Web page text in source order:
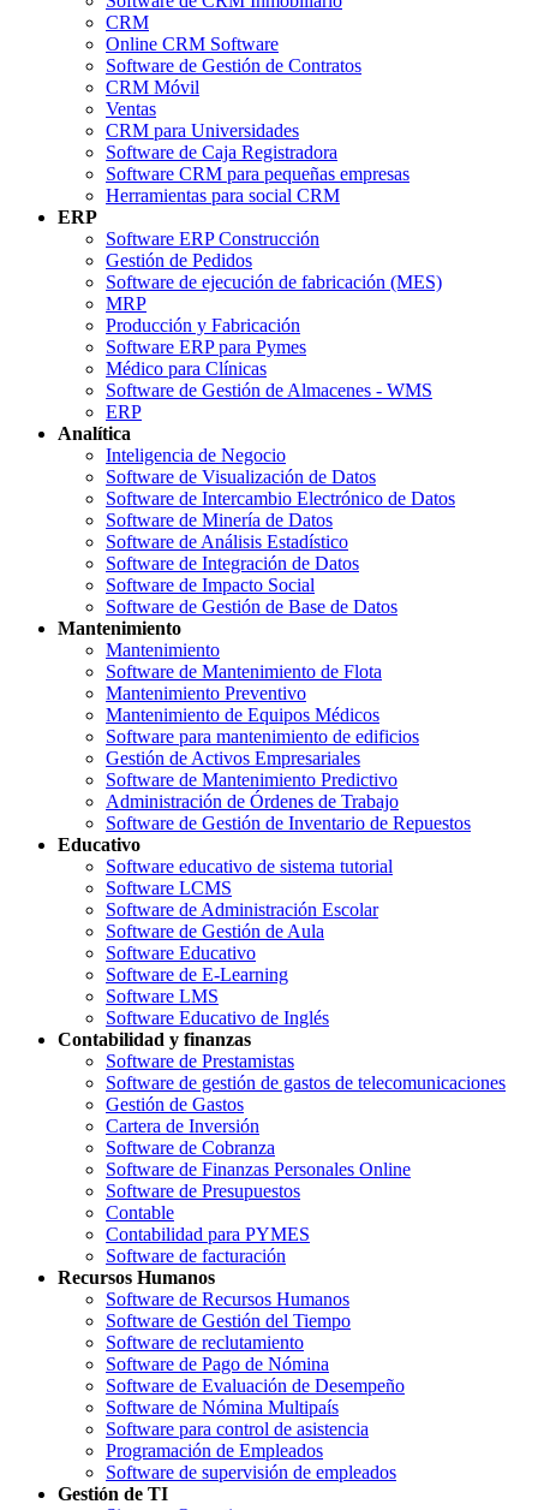
CRM
Online CRM Software
Software de Gestión de Contratos
CRM Móvil
Ventas
CRM para Universidades
Software de Caja Registradora
Software CRM para pequeñas empresas
Herramientas para social CRM
ERP
Software ERP Construcción
Gestión de Pedidos
Software de ejecución de fabricación (MES)
MRP
Producción y Fabricación
Software ERP para Pymes
Médico para Clínicas
Software de Gestión de Almacenes - WMS
ERP
Analítica
Inteligencia de Negocio
Software de Visualización de Datos
Software de Intercambio Electrónico de Datos
Software de Minería de Datos
Software de Análisis Estadístico
Software de Integración de Datos
Software de Impacto Social
Software de Gestión de Base de Datos
Mantenimiento
Mantenimiento
Software de Mantenimiento de Flota
Mantenimiento Preventivo
Mantenimiento de Equipos Médicos
Software para mantenimiento de edificios
Gestión de Activos Empresariales
Software de Mantenimiento Predictivo
Administración de Órdenes de Trabajo
Software de Gestión de Inventario de Repuestos
Educativo
Software educativo de sistema tutorial
Software LCMS
Software de Administración Escolar
Software de Gestión de Aula
Software Educativo
Software de E-Learning
Software LMS
Software Educativo de Inglés
Contabilidad y finanzas
Software de Prestamistas
Software de gestión de gastos de telecomunicaciones
Gestión de Gastos
Cartera de Inversión
Software de Cobranza
Software de Finanzas Personales Online
Software de Presupuestos
Contable
Contabilidad para PYMES
Software de facturación
Recursos Humanos
Software de Recursos Humanos
Software de Gestión del Tiempo
Software de reclutamiento
Software de Pago de Nómina
Software de Evaluación de Desempeño
Software de Nómina Multipaís
Software para control de asistencia
Programación de Empleados
Software de supervisión de empleados
Gestión de TI